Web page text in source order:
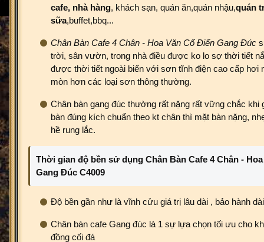
cafe, nhà hàng, khách sạn, quán ăn,quán nhậu,quán
sữa,buffet,bbq...
Chân Bàn Cafe 4 Chân - Hoa Văn Cổ Điển Gang Đúc
trời, sân vườn, trong nhà điều được ko lo sợ thời tiết
được thời tiết ngoài biển với sơn tĩnh điện cao cấp hơi
mòn hơn các loại sơn thông thường.
Chân bàn gang đúc thường rất nặng rất vững chắc khi
bàn đúng kích chuẩn theo kt chân thì mặt bàn nặng,
hề rung lắc.
Thời gian độ bền sử dụng Chân Bàn Cafe 4 Chân -
Gang Đúc C4009
Độ bền gần như là vĩnh cửu giá trị lâu dài , bảo hành
Chân bàn cafe Gang đúc là 1 sự lựa chọn tối ưu cho
đồng cối đá